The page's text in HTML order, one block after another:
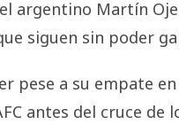
argentino Martín
siguen sin poder
pese a su empate
antes del cruce